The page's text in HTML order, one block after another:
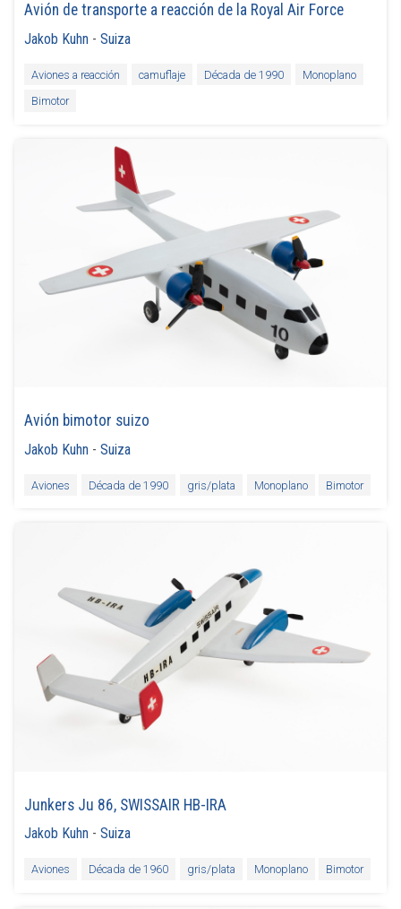
Avión de transporte a reacción de la Royal Air Force
Jakob Kuhn -Suiza
Aviones a reacción camuflaje Década de 1990
Monoplano
Bimotor
Avión bimotor suizo
Jakob Kuhn -Suiza
Aviones Década de 1990 gris/plata Monoplano Bimotor
Junkers Ju 86, SWISSAIR HB-IRA
Jakob Kuhn -Suiza
Aviones Década de 1960 gris/plata Monoplano Bimotor